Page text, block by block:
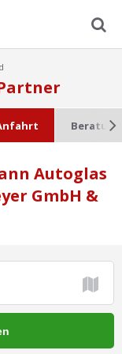
Autoglas
GmbH &